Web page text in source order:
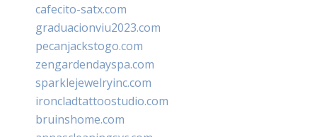
cafecito-satx.com
graduacionviu2023.com
pecanjackstogo.com
zengardendayspa.com
sparklejewelryinc.com
ironcladtattoostudio.com
bruinshome.com